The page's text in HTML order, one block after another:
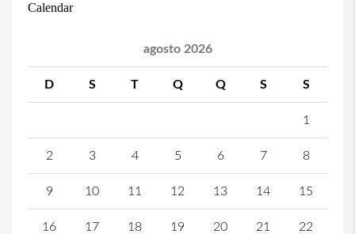
Calendar
agosto 2026
D S T Q Q S S
1
2 3 4 5 6 7 8
9 10 11 12 13 14 15
16 17 18 19 20 21 22